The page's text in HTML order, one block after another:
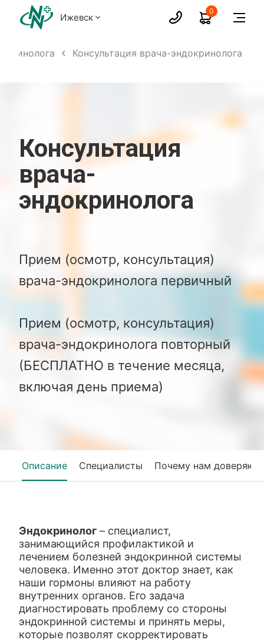
Ижевск
0
Консультация врача-эндокринолога
Консультация
врача-
эндокринолога
Прием (осмотр, консультация)
врача-эндокринолога первичный
Прием (осмотр, консультация)
врача-эндокринолога повторный
(БЕСПЛАТНО в течение месяца,
включая день приема)
Описание Специалисты Почему нам доверяют
Эндокринолог – специалист,
занимающийся профилактикой и
лечением болезней эндокринной системы
человека. Именно этот доктор знает, как
наши гормоны влияют на работу
внутренних органов. Его задача
диагностировать проблему со стороны
эндокринной системы и принять меры,
которые позволят скорректировать